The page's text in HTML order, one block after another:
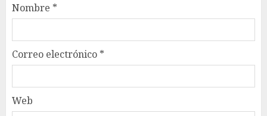
Nombre *
Correo electrónico *
Web